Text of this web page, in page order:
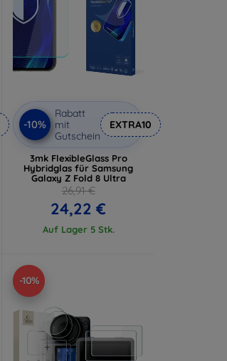
-10%
Rabatt
mit
Gutschein
EXTRA10
3mk FlexibleGlass Pro
Hybridglas für Samsung
Galaxy Z Fold 8 Ultra
26,91 €
24,22 €
Auf Lager 5 Stk.
-10%